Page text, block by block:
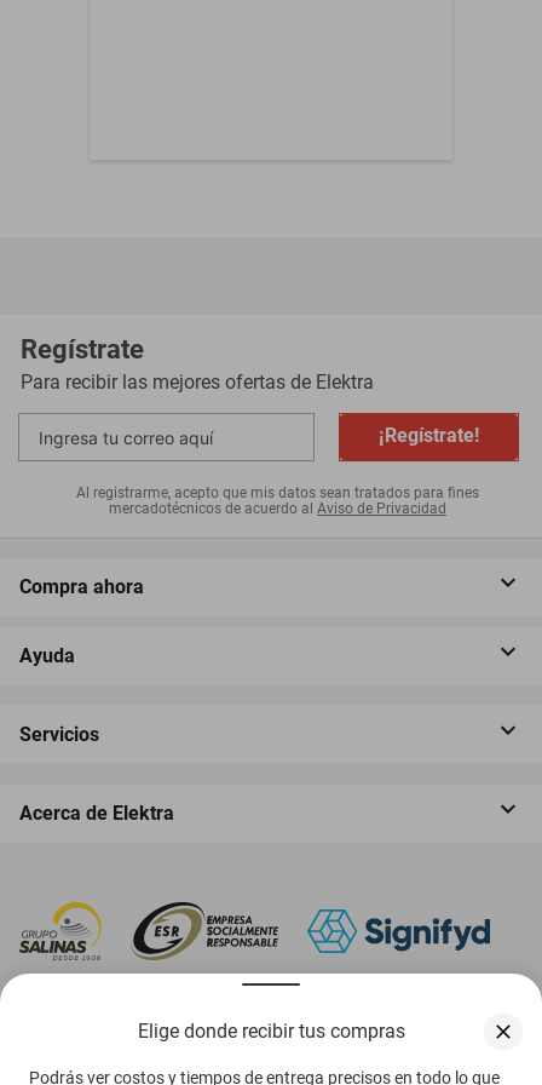
Elige donde recibir tus compras
Podrás ver costos y tiempos de entrega precisos en todo lo que
Regístrate
Para recibir las mejores ofertas de Elektra
¡Regístrate!
Al registrarme, acepto que mis datos sean tratados para fines
mercadotécnicos de acuerdo al Aviso de Privacidad
Compra ahora
Ayuda
Servicios
Acerca de Elektra